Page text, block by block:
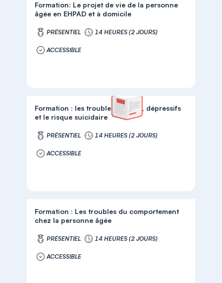
Formation: Le projet de vie de la personne
âgée en EHPAD et à domicile
PRÉSENTIEL 14 HEURES (2 JOURS)
ACCESSIBLE
Formation : les troubles anxieux, dépressifs
et le risque suicidaire
PRÉSENTIEL 14 HEURES (2 JOURS)
ACCESSIBLE
Formation : Les troubles du comportement
chez la personne âgée
PRÉSENTIEL 14 HEURES (2 JOURS)
ACCESSIBLE